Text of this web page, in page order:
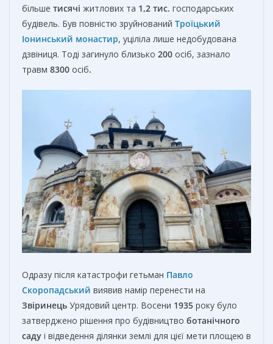
більше тисячі житлових та 1,2 тис. господарських
будівель. Був повністю зруйнований Троїцький
Іонинський монастир, уціліла лише недобудована
дзвіниця. Тоді загинуло близько 200 осіб, зазнало
травм 8300 осіб.
Одразу після катастрофи гетьман Павло
Скоропадський виявив намір перенести на
Звіринець Урядовий центр. Восени 1935 року було
затверджено рішення про будівництво ботанічного
саду і відведення ділянки землі для цієї мети площею в